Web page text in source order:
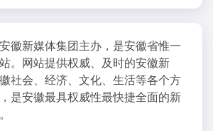
徽新媒体集团主办，是安徽省惟一
。网站提供权威、及时的安徽新
社会、经济、文化、生活等各个方
是安徽最具权威性最快捷全面的新